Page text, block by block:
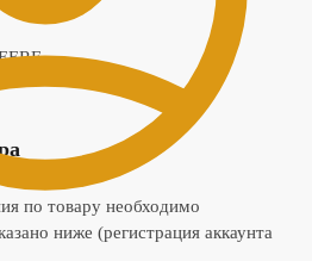
по товару необходимо
ниже (регистрация аккаунта